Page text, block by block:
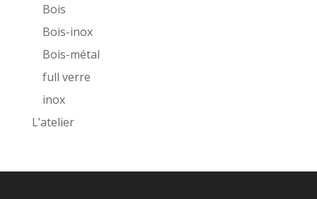
Bois
Bois-inox
Bois-métal
full verre
inox
L’atelier